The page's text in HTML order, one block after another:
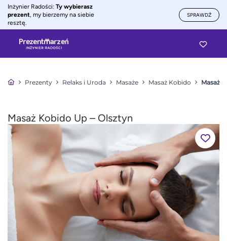
Inżynier Radości: Ty wybierasz
prezent, my bierzemy na siebie
resztę.
SPRAWDŹ
Prezenty Relaks i Uroda Masaże Masaż Kobido Masaż
Masaż Kobido Up – Olsztyn